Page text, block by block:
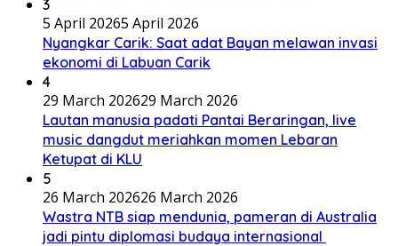
3
5 April 20265 April 2026
Nyangkar Carik: Saat adat Bayan melawan invasi
ekonomi di Labuan Carik
4
29 March 202629 March 2026
Lautan manusia padati Pantai Beraringan, live
music dangdut meriahkan momen Lebaran
Ketupat di KLU
5
26 March 202626 March 2026
Wastra NTB siap mendunia, pameran di Australia
jadi pintu diplomasi budaya internasional